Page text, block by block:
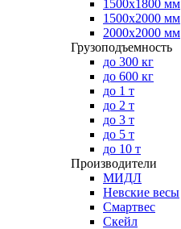
1500х1800 мм
1500х2000 мм
2000х2000 мм
Грузоподъемность
до 300 кг
до 600 кг
до 1 т
до 2 т
до 3 т
до 5 т
до 10 т
Производители
МИДЛ
Невские весы
Смартвес
Скейл